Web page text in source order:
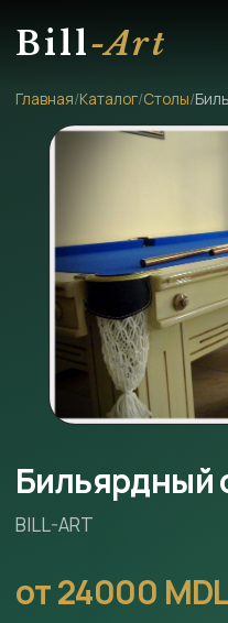
Bill-Art
Главная/Каталог/Столы/
Бильярдный
BILL-ART
от 24000 MDL